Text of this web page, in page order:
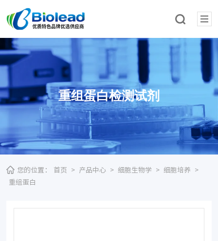
重组蛋白检测试剂
您的位置： 首页 > 产品中心 > 细胞生物学 > 细胞培养
>
重组蛋白